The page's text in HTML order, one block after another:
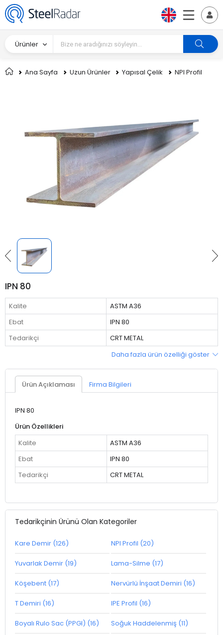
Ürünler
Ana Sayfa Uzun Ürünler Yapısal Çelik NPI Profil
IPN 80
Kalite
ASTM A36
Ebat
IPN 80
Tedarikçi
CRT METAL
Daha fazla ürün özelliği göster
Ürün Açıklaması Firma Bilgileri
IPN 80
Ürün Özellikleri
Kalite
ASTM A36
Ebat
IPN 80
Tedarikçi
CRT METAL
Tedarikçinin Ürünü Olan Kategoriler
Kare Demir (126) NPI Profil (20)
Yuvarlak Demir (19) Lama-Silme (17)
Köşebent (17) Nervürlü İnşaat Demiri (16)
T Demiri (16) IPE Profil (16)
Boyalı Rulo Sac (PPGI) (16) Soğuk Haddelenmiş (11)